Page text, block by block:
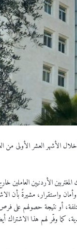
الأردنيين العاملين
وأمان واستقرار، مشيرةً بأن
أو نتيجة حصولهم على
كما وفّر لهم هذا الاشتراك